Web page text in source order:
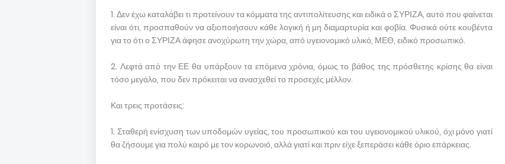
1. Δεν έχω καταλάβει τι προτείνουν τα κόμματα της αντιπολίτευσης και ειδικά ο ΣΥΡΙΖΑ, αυτό που φαίνεται
είναι ότι, προσπαθούν να αξιοποιήσουν κάθε λογική ή μη διαμαρτυρία και φοβία. Φυσικά ούτε κουβέντα
για το ότι ο ΣΥΡΙΖΑ άφησε ανοχύρωτη την χώρα, από υγειονομικό υλικό, ΜΕΘ, ειδικό προσωπικό.
2. Λεφτά από την ΕΕ θα υπάρξουν τα επόμενα χρόνια, όμως το βάθος της πρόσθετης κρίσης θα είναι
τόσο μεγάλο, που δεν πρόκειται να ανασχεθεί το προσεχές μέλλον.
Και τρεις προτάσεις:
1. Σταθερή ενίσχυση των υποδομών υγείας, του προσωπικού και του υγειονομικού υλικού, όχι μόνο γιατί
θα ζήσουμε για πολύ καιρό με τον κορωνοιό, αλλά γιατί και πριν είχε ξεπεράσει κάθε όριο επάρκειας.